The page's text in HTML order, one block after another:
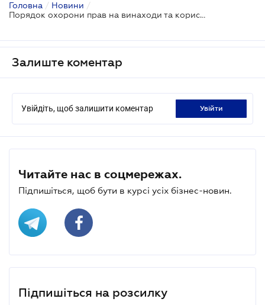
Головна / Новини /
Порядок охорони прав на винаходи та корисні моделі буде істотно скориговано
Залиште коментар
Увійдіть, щоб залишити коментар увійти
Читайте нас в соцмережах.
Підпишіться, щоб бути в курсі усіх бізнес-новин.
Підпишіться на розсилку